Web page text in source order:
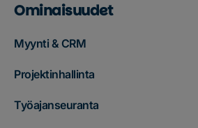
Ominaisuudet
Myynti & CRM
Projektinhallinta
Työajanseuranta